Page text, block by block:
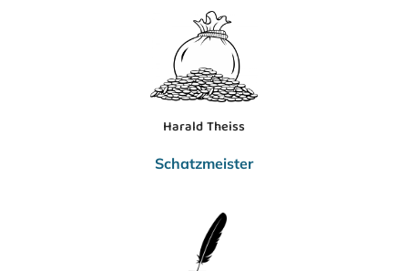
Harald Theiss
Schatzmeister